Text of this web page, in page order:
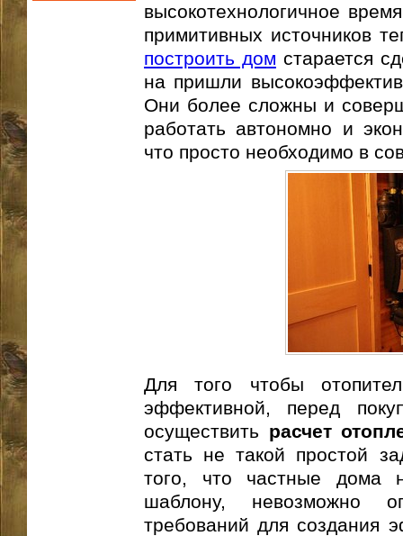
высокотехнологичное
примитивных источников
построить дом старается
на пришли
Они более сложны и
работать автономно и
что просто необходимо в
Для того чтобы
эффективной, перед
осуществить расчет
стать не такой простой
того, что частные дома
шаблону, невозможно
требований для создания